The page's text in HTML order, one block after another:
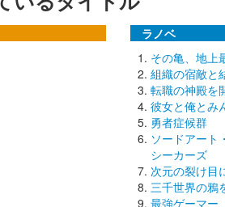
ラノベ
その亀、地上
組織の宿敵と
転職の神殿を
彼女と俺とみ
勇者症候群
ソードアート
シーカーズ
次元の裂け目
三千世界の鴉
最強ゲーマー